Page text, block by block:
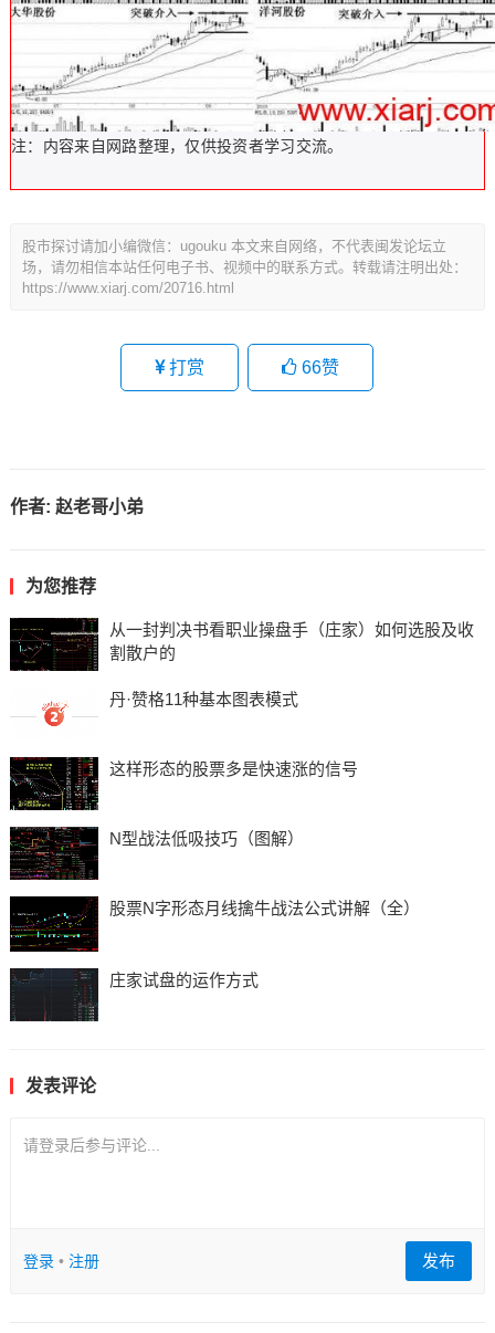
注：内容来自网路整理，仅供投资者学习交流。
股市探讨请加小编微信：ugouku 本文来自网络，不代表闽发论坛立
场，请勿相信本站任何电子书、视频中的联系方式。转载请注明出处：
https://www.xiarj.com/20716.html
打赏 66赞
作者: 赵老哥小弟
为您推荐
从一封判决书看职业操盘手（庄家）如何选股及收
割散户的
丹·赞格11种基本图表模式
这样形态的股票多是快速涨的信号
N型战法低吸技巧（图解）
股票N字形态月线擒牛战法公式讲解（全）
庄家试盘的运作方式
发表评论
请登录后参与评论...
登录• 注册 发布